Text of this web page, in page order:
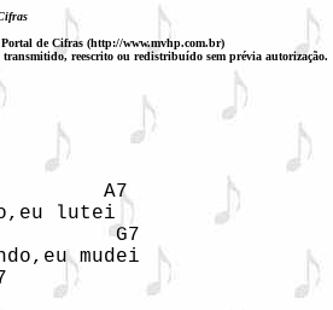
de Cifras (http://www.mvhp.com.br)
reescrito ou redistribuído sem prévia autorização.
A7
lutei
G7
mudei